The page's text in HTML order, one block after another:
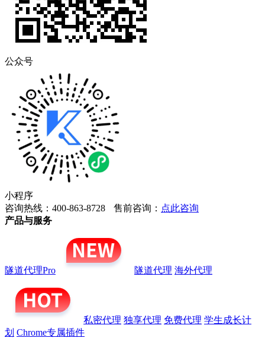
公众号
小程序
咨询热线：400-863-8728
售前咨询： 点此咨询
产品与服务
隧道代理Pro 隧道代理 海外代理
私密代理 独享代理 免费代理 学生成长计
划 Chrome专属插件